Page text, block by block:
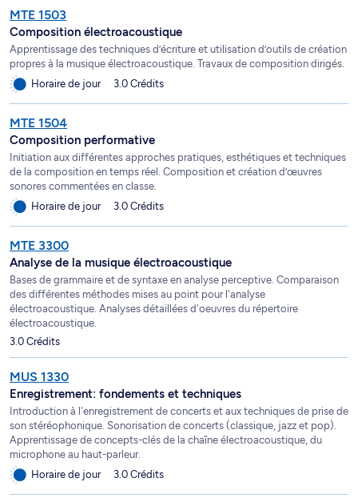
MTE 1503
Composition électroacoustique
Apprentissage des techniques d’écriture et utilisation d’outils de création
propres à la musique électroacoustique. Travaux de composition dirigés.
Horaire de jour
3.0 Crédits
MTE 1504
Composition performative
Initiation aux différentes approches pratiques, esthétiques et techniques
de la composition en temps réel. Composition et création d’œuvres
sonores commentées en classe.
Horaire de jour
3.0 Crédits
MTE 3300
Analyse de la musique électroacoustique
Bases de grammaire et de syntaxe en analyse perceptive. Comparaison
des différentes méthodes mises au point pour l'analyse
électroacoustique. Analyses détaillées d'oeuvres du répertoire
électroacoustique.
3.0 Crédits
MUS 1330
Enregistrement: fondements et techniques
Introduction à l'enregistrement de concerts et aux techniques de prise de
son stéréophonique. Sonorisation de concerts (classique, jazz et pop).
Apprentissage de concepts-clés de la chaîne électroacoustique, du
microphone au haut-parleur.
Horaire de jour
3.0 Crédits